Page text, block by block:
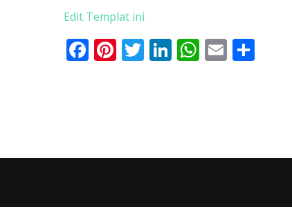
Edit Templat ini
Facebook
Pinterest
Twitter
LinkedIn
WhatsApp
Email